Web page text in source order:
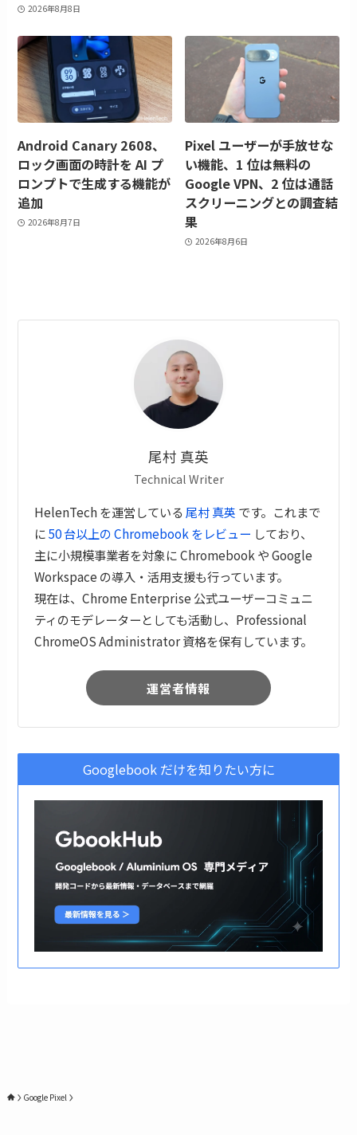
2026年8月8日
Android Canary 2608、
ロック画面の時計を AI プ
ロンプトで生成する機能が
追加
2026年8月7日
Pixel ユーザーが手放せな
い機能、1 位は無料の
Google VPN、2 位は通話
スクリーニングとの調査結
果
2026年8月6日
尾村 真英
Technical Writer
HelenTech を運営している 尾村 真英 です。これまで
に50 台以上の Chromebook をレビュー しており、
主に小規模事業者を対象に Chromebook や Google
Workspace の導入・活用支援も行っています。
現在は、Chrome Enterprise 公式ユーザーコミュニ
ティのモデレーターとしても活動し、Professional
ChromeOS Administrator 資格を保有しています。
運営者情報
Googlebook だけを知りたい方に
Google Pixel